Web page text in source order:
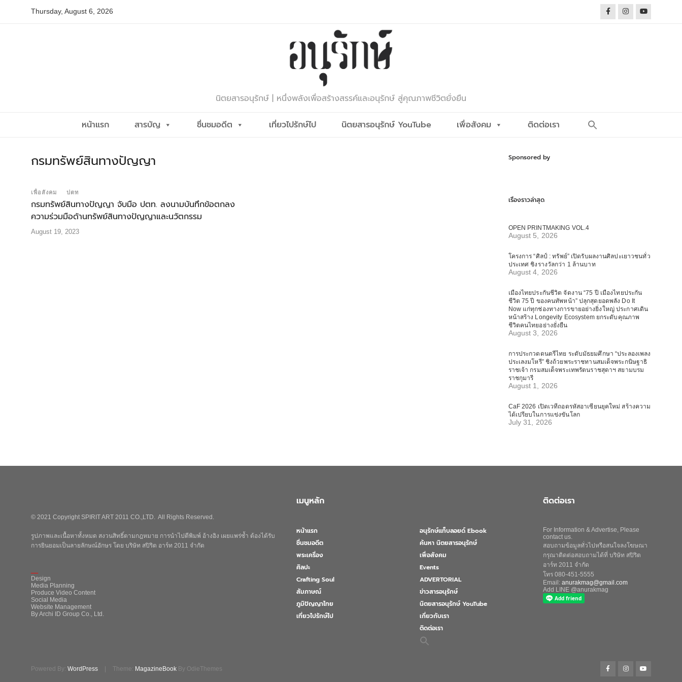
Thursday, August 6, 2026
นิตยสารอนุรักษ์ | หนึ่งพลังเพื่อสร้างสรรค์และอนุรักษ์ สู่คุณภาพชีวิตยั่งยืน
หน้าแรก สารบัญ ชื่นชมอดีต เที่ยวไปรักษ์ไป นิตยสารอนุรักษ์ YouTube เพื่อสังคม ติดต่อเรา
กรมทรัพย์สินทางปัญญา
เพื่อสังคม ปตท
กรมทรัพย์สินทางปัญญา จับมือ ปตท. ลงนามบันทึกข้อตกลง
ความร่วมมือด้านทรัพย์สินทางปัญญาและนวัตกรรม
August 19, 2023
Sponsored by
เรื่องราวล่าสุด
OPEN PRINTMAKING VOL.4
August 5, 2026
โครงการ “ศิลป์ : ทรัพย์” เปิดรับผลงานศิลปะเยาวชนทั่ว
ประเทศ ชิงรางวัลกว่า 1 ล้านบาท
August 4, 2026
เมืองไทยประกันชีวิต จัดงาน “75 ปี เมืองไทยประกัน
ชีวิต 75 ปี ของคนทัพหน้า” ปลุกสุดยอดพลัง Do It
Now แก่ทุกช่องทางการขายอย่างยิ่งใหญ่ ประกาศเดิน
หน้าสร้าง Longevity Ecosystem ยกระดับคุณภาพ
ชีวิตคนไทยอย่างยั่งยืน
August 3, 2026
การประกวดดนตรีไทย ระดับมัธยมศึกษา “ประลองเพลง
ประเลงมโหรี” ชิงถ้วยพระราชทานสมเด็จพระกนิษฐาธิ
ราชเจ้า กรมสมเด็จพระเทพรัตนราชสุดาฯ สยามบรม
ราชกุมารี
August 1, 2026
CaF 2026 เปิดเวทีถอดรหัสอาเซียนยุคใหม่ สร้างความ
ได้เปรียบในการแข่งขันโลก
July 31, 2026
© 2021 Copyright SPIRIT ART 2011 CO.,LTD. All Rights Reserved.
รูปภาพและเนื้อหาทั้งหมด สงวนสิทธิ์ตามกฎหมาย การนำไปตีพิมพ์ อ้างอิง เผยแพร่ซ้ำ ต้องได้รับ
การยินยอมเป็นลายลักษณ์อักษร โดย บริษัท สปิริต อาร์ท 2011 จำกัด
Design
Media Planning
Produce Video Content
Social Media
Website Management
By Archi ID Group Co., Ltd.
เมนูหลัก
หน้าแรก
ชื่นชมอดีต
พระเครื่อง
ศิลปะ
Crafting Soul
สัมภาษณ์
ภูมิปัญญาไทย
เที่ยวไปรักษ์ไป
อนุรักษ์แท็บลอยด์ Ebook
ค้นหา นิตยสารอนุรักษ์
เพื่อสังคม
Events
ADVERTORIAL
ข่าวสารอนุรักษ์
นิตยสารอนุรักษ์ YouTube
เกี่ยวกับเรา
ติดต่อเรา
ติดต่อเรา
For Information & Advertise, Please
contact us.
สอบถามข้อมูลทั่วไปหรือสนใจลงโฆษณา
กรุณาติดต่อสอบถามได้ที่ บริษัท สปิริต
อาร์ท 2011 จำกัด
โทร 080-451-5555
Email: anurakmag@gmail.com
Add LINE @anurakmag
Powered By: WordPress Theme: MagazineBook By OdieThemes